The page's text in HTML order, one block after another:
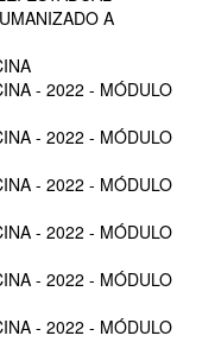
A
- 2022 - MÓDULO
- 2022 - MÓDULO
- 2022 - MÓDULO
- 2022 - MÓDULO
- 2022 - MÓDULO
- 2022 - MÓDULO